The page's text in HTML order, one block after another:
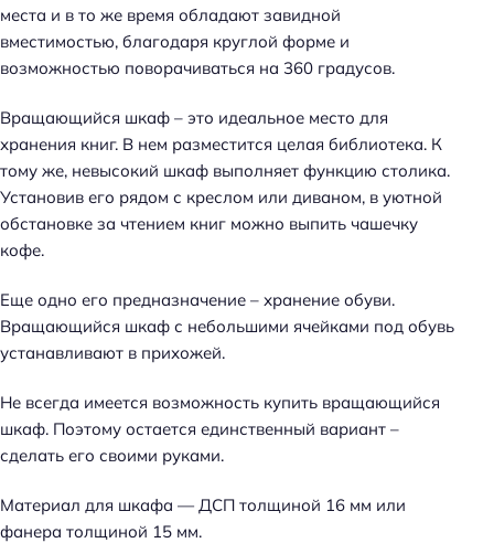
места и в то же время обладают завидной
вместимостью, благодаря круглой форме и
возможностью поворачиваться на 360 градусов.
Вращающийся шкаф – это идеальное место для
хранения книг. В нем разместится целая библиотека. К
тому же, невысокий шкаф выполняет функцию столика.
Установив его рядом с креслом или диваном, в уютной
обстановке за чтением книг можно выпить чашечку
кофе.
Еще одно его предназначение – хранение обуви.
Вращающийся шкаф с небольшими ячейками под обувь
устанавливают в прихожей.
Не всегда имеется возможность купить вращающийся
шкаф. Поэтому остается единственный вариант –
сделать его своими руками.
Материал для шкафа — ДСП толщиной 16 мм или
фанера толщиной 15 мм.